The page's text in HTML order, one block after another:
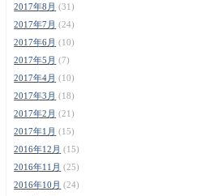
2017年8月 (31)
2017年7月 (24)
2017年6月 (10)
2017年5月 (7)
2017年4月 (10)
2017年3月 (18)
2017年2月 (21)
2017年1月 (15)
2016年12月 (15)
2016年11月 (25)
2016年10月 (24)